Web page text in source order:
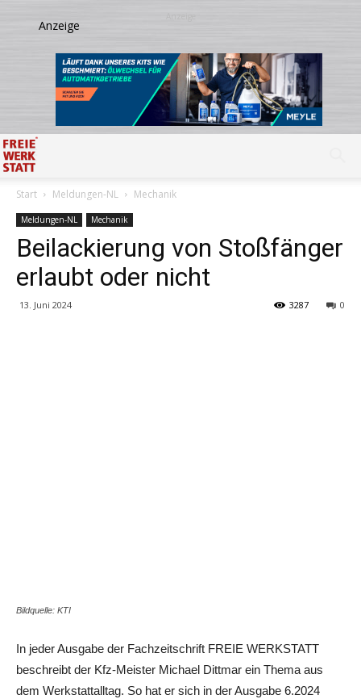
Start Meldungen-NL Mechanik
Meldungen-NL Mechanik
Beilackierung von Stoßfänger
erlaubt oder nicht
13. Juni 2024 0
3287
Bildquelle: KTI
In jeder Ausgabe der Fachzeitschrift FREIE WERKSTATT
beschreibt der Kfz-Meister Michael Dittmar ein Thema aus
dem Werkstattalltag. So hat er sich in der Ausgabe 6.2024